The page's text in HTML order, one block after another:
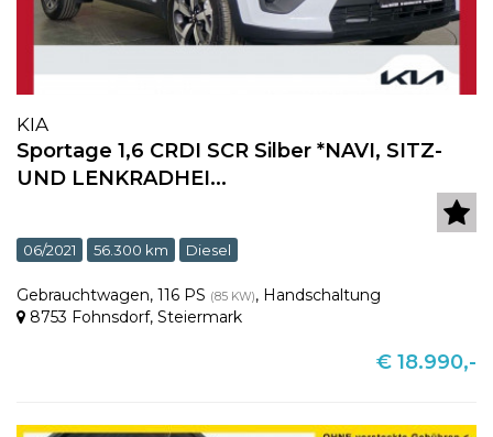
KIA
Sportage 1,6 CRDI SCR Silber *NAVI, SITZ-
UND LENKRADHEI...
06/2021 56.300 km Diesel
Gebrauchtwagen, 116 PS (85 KW), Handschaltung
8753 Fohnsdorf, Steiermark
€ 18.990,-